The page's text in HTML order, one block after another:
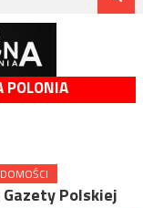
POLONIA
Polskiej